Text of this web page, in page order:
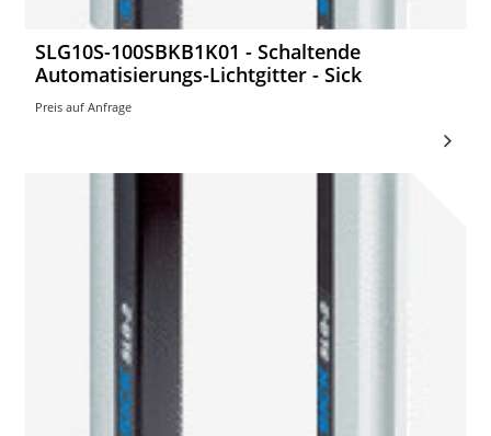
SLG10S-100SBKB1K01 - Schaltende
Automatisierungs-Lichtgitter - Sick
Preis auf Anfrage